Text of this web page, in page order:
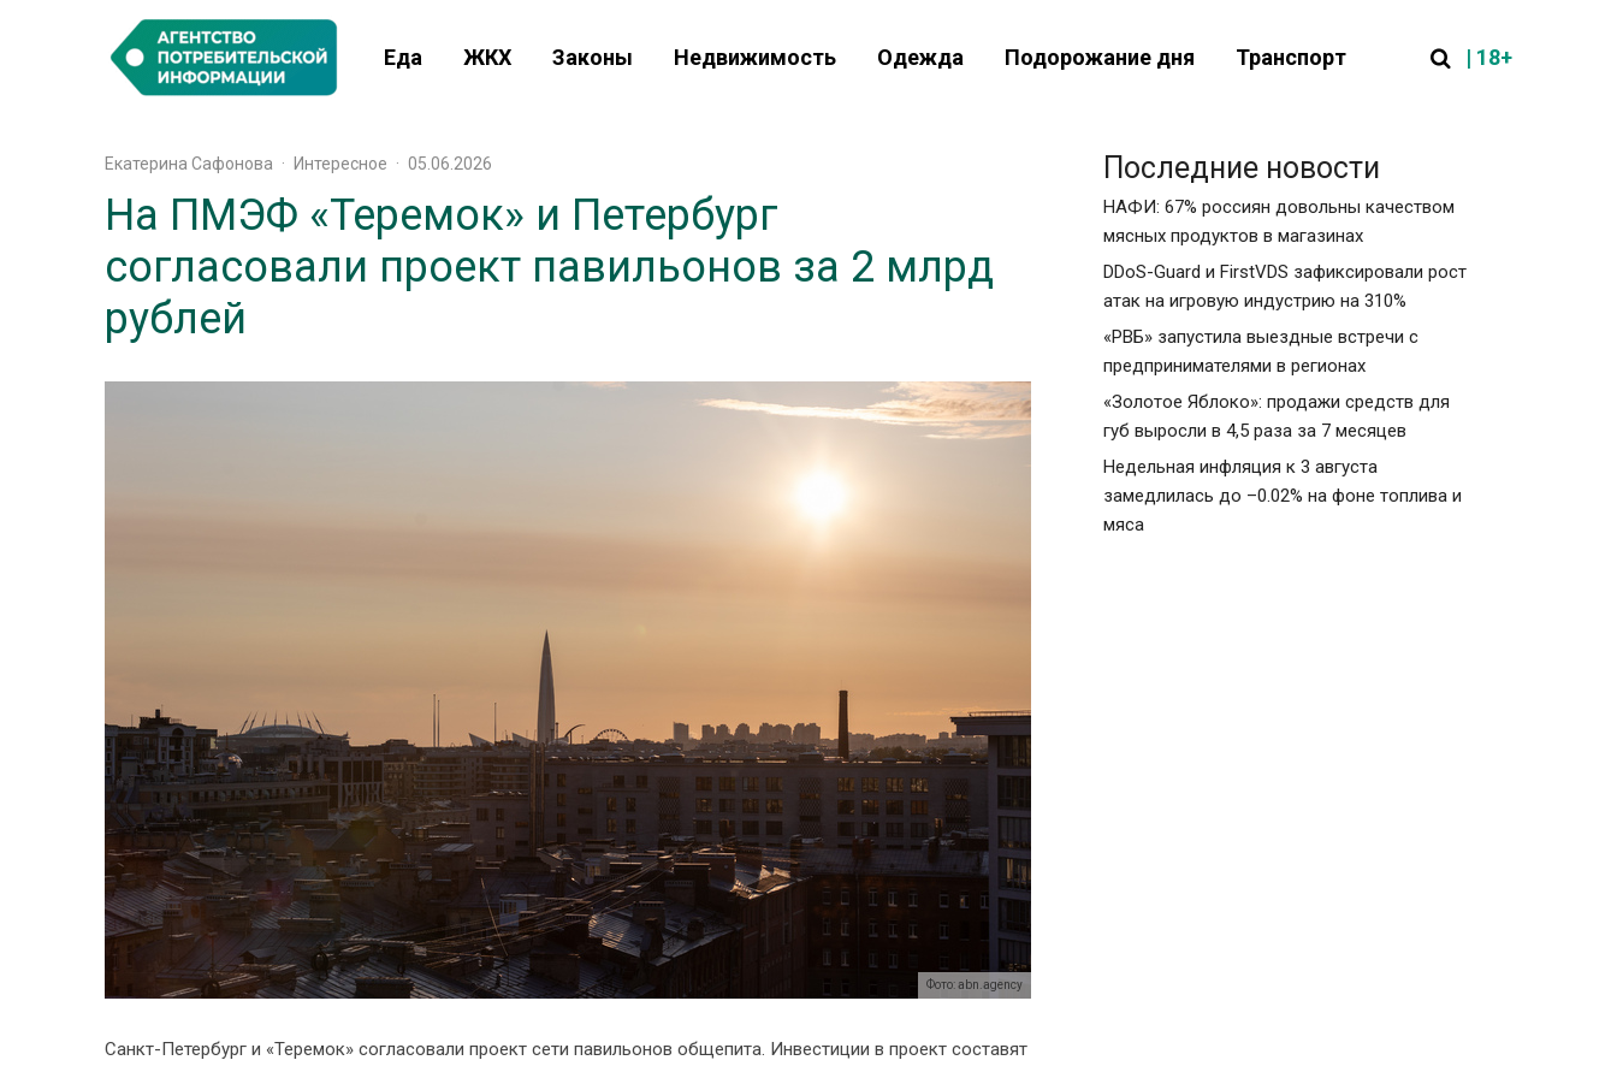
Еда ЖКХ Законы Недвижимость Одежда Подорожание дня Транспорт | 18+
Екатерина Сафонова · Интересное · 05.06.2026
На ПМЭФ «Теремок» и Петербург
согласовали проект павильонов за 2 млрд
рублей
Фото: abn.agency
Санкт-Петербург и «Теремок» согласовали проект сети павильонов общепита. Инвестиции в проект составят
Последние новости
НАФИ: 67% россиян довольны качеством
мясных продуктов в магазинах
DDoS-Guard и FirstVDS зафиксировали рост
атак на игровую индустрию на 310%
«РВБ» запустила выездные встречи с
предпринимателями в регионах
«Золотое Яблоко»: продажи средств для
губ выросли в 4,5 раза за 7 месяцев
Недельная инфляция к 3 августа
замедлилась до –0.02% на фоне топлива и
мяса